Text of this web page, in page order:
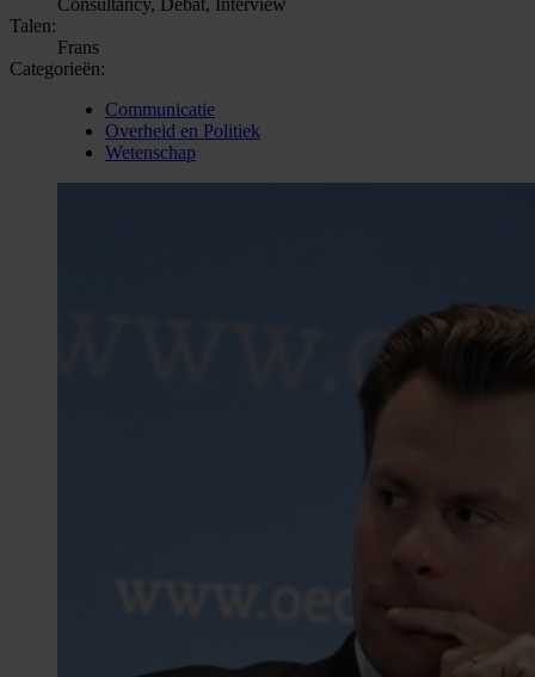
Talen:
Frans
Categorieën:
Communicatie
Overheid en Politiek
Wetenschap